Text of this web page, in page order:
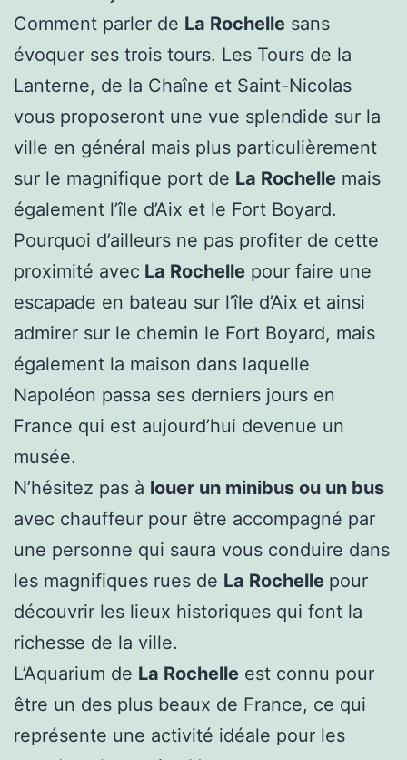
Comment parler de La Rochelle sans
évoquer ses trois tours. Les Tours de la
Lanterne, de la Chaîne et Saint-Nicolas
vous proposeront une vue splendide sur la
ville en général mais plus particulièrement
sur le magnifique port de La Rochelle mais
également l’île d’Aix et le Fort Boyard.
Pourquoi d’ailleurs ne pas profiter de cette
proximité avec La Rochelle pour faire une
escapade en bateau sur l’île d’Aix et ainsi
admirer sur le chemin le Fort Boyard, mais
également la maison dans laquelle
Napoléon passa ses derniers jours en
France qui est aujourd’hui devenue un
musée.
N’hésitez pas à louer un minibus ou un bus
avec chauffeur pour être accompagné par
une personne qui saura vous conduire dans
les magnifiques rues de La Rochelle pour
découvrir les lieux historiques qui font la
richesse de la ville.
L’Aquarium de La Rochelle est connu pour
être un des plus beaux de France, ce qui
représente une activité idéale pour les